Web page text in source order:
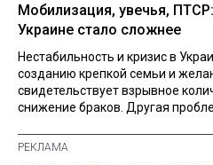
Мобилизация, увечья,
Украине стало сложнее
Нестабильность и кризис в
созданию крепкой семьи и
свидетельствует взрывное
снижение браков. Другая